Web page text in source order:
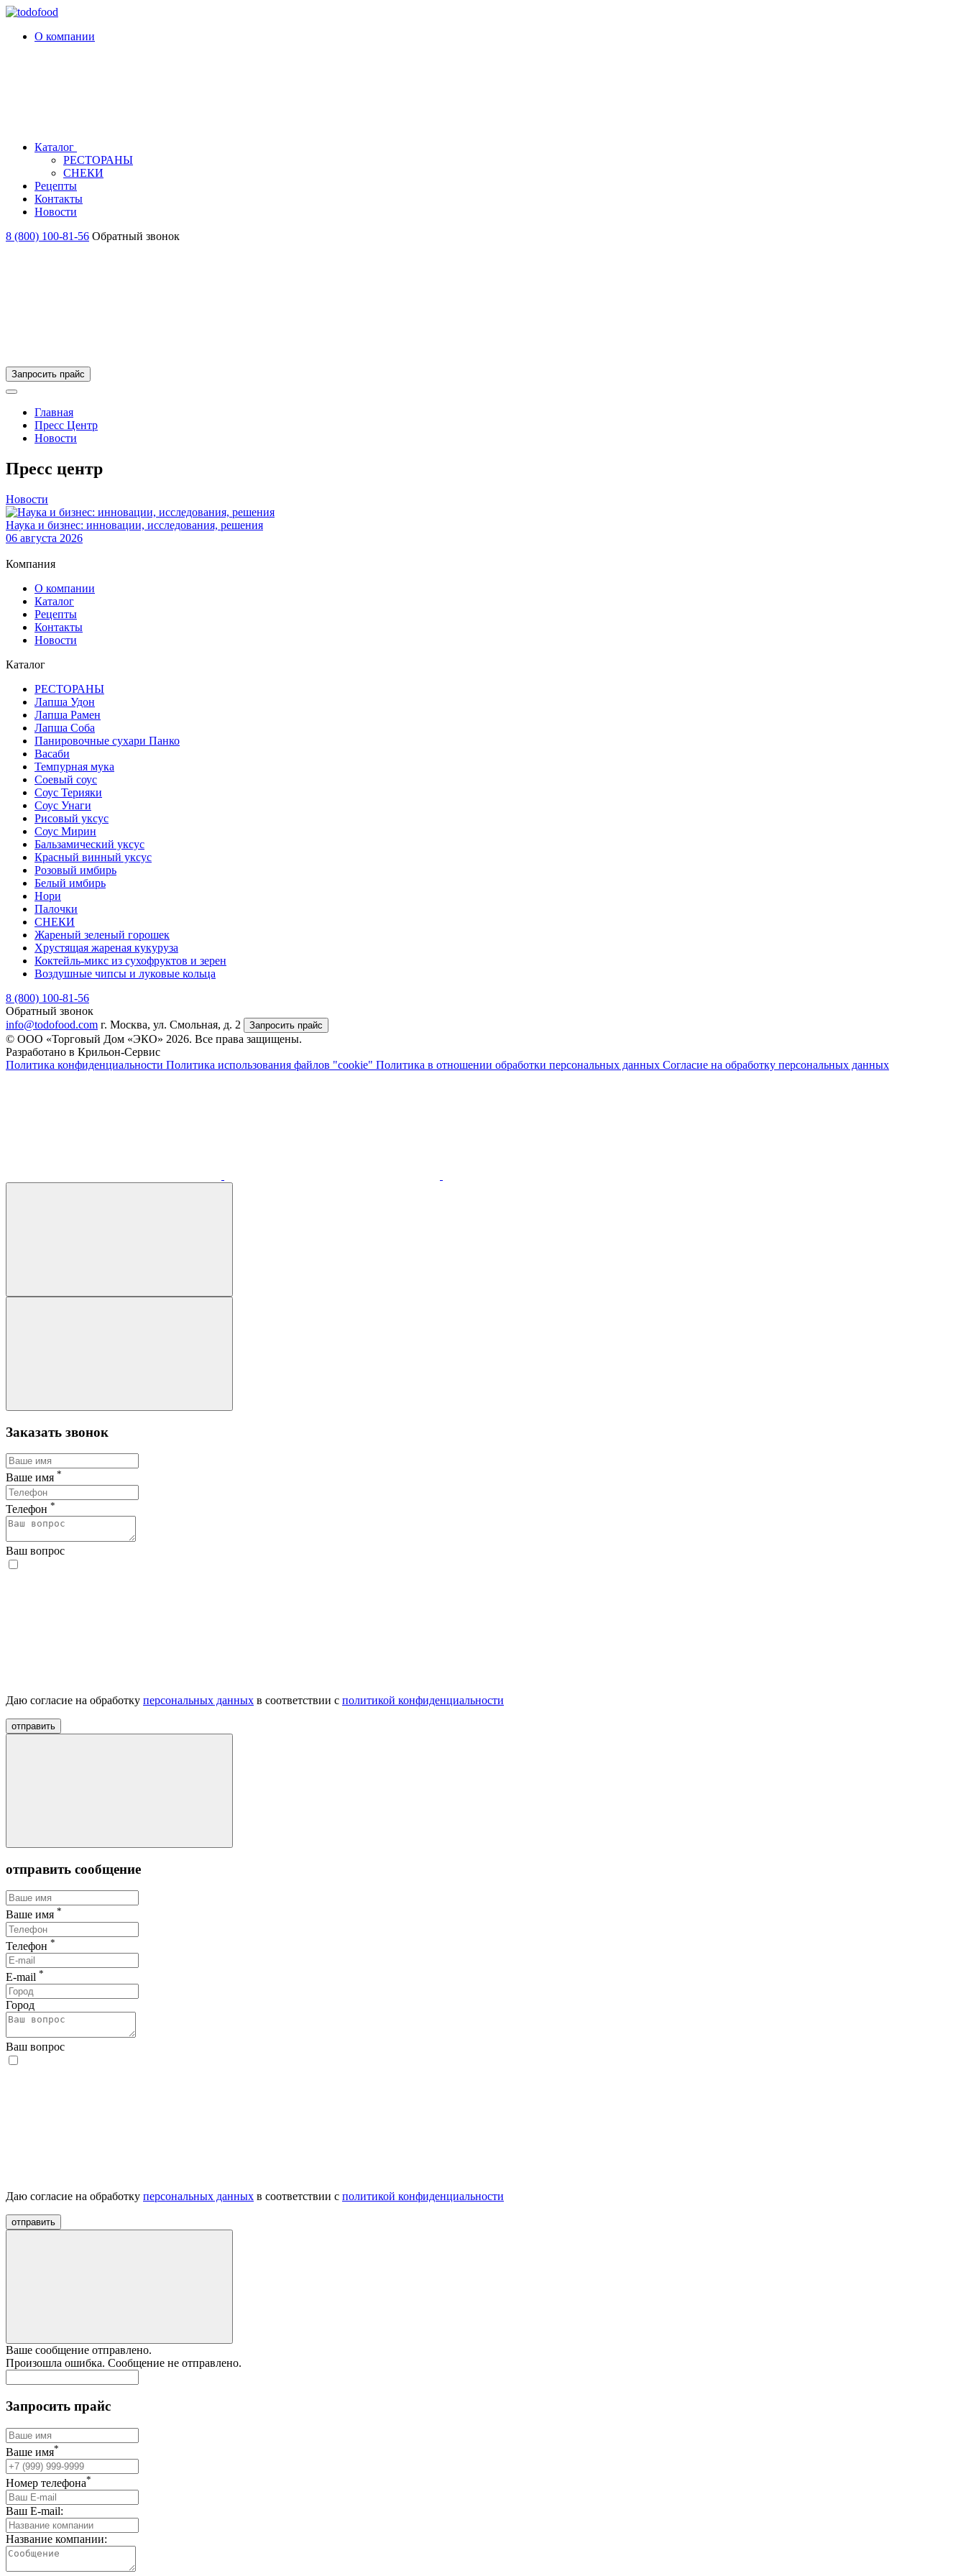
О компании
Каталог
РЕСТОРАНЫ
СНЕКИ
Рецепты
Контакты
Новости
8 (800) 100-81-56 Обратный звонок
Запросить прайс
Главная
Пресс Центр
Новости
Пресс центр
Новости
Наука и бизнес: инновации, исследования, решения
06 августа 2026
Компания
О компании
Каталог
Рецепты
Контакты
Новости
Каталог
РЕСТОРАНЫ
Лапша Удон
Лапша Рамен
Лапша Соба
Панировочные сухари Панко
Васаби
Темпурная мука
Соевый соус
Соус Терияки
Соус Унаги
Рисовый уксус
Соус Мирин
Бальзамический уксус
Красный винный уксус
Розовый имбирь
Белый имбирь
Нори
Палочки
СНЕКИ
Жареный зеленый горошек
Хрустящая жареная кукуруза
Коктейль-микс из сухофруктов и зерен
Воздушные чипсы и луковые кольца
8 (800) 100-81-56
Обратный звонок
info@todofood.com г. Москва, ул. Смольная, д. 2 Запросить прайс
© ООО «Торговый Дом «ЭКО» 2026. Все права защищены.
Разработано в Крильон-Сервис
Политика конфиденциальности Политика использования файлов "cookie" Политика в отношении обработки персональных данных Согласие на обработку персональных данных
Заказать звонок
Ваше имя *
Телефон *
Ваш вопрос
Даю согласие на обработку персональных данных в соответствии с политикой конфиденциальности
отправить
отправить сообщение
Ваше имя *
Телефон *
E-mail *
Город
Ваш вопрос
Даю согласие на обработку персональных данных в соответствии с политикой конфиденциальности
отправить
Ваше сообщение отправлено.
Произошла ошибка. Сообщение не отправлено.
Запросить прайс
Ваше имя*
Номер телефона*
Ваш E-mail:
Название компании: